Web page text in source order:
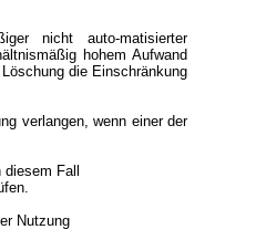
nicht auto-matisierter
hohem Aufwand
die Einschränkung
verlangen, wenn einer der
Fall
Nutzung